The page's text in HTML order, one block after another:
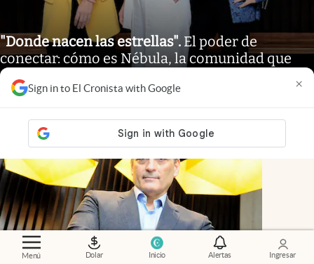
Menú Dolar Inicio Alertas Ingresar
Sign in to El Cronista with Google ×
"Donde nacen las estrellas". El poder de
conectar: cómo es Nébula, la comunidad que
apuesta por el nuevo liderazgo femenino